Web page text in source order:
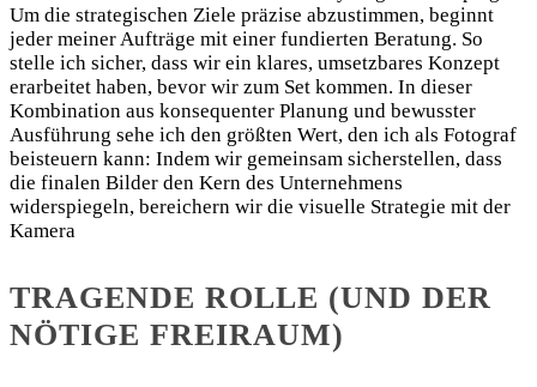
Um die strategischen Ziele präzise abzustimmen, beginnt
jeder meiner Aufträge mit einer fundierten Beratung. So
stelle ich sicher, dass wir ein klares, umsetzbares Konzept
erarbeitet haben, bevor wir zum Set kommen. In dieser
Kombination aus konsequenter Planung und bewusster
Ausführung sehe ich den größten Wert, den ich als Fotograf
beisteuern kann: Indem wir gemeinsam sicherstellen, dass
die finalen Bilder den Kern des Unternehmens
widerspiegeln, bereichern wir die visuelle Strategie mit der
Kamera
TRAGENDE ROLLE (UND DER
NÖTIGE FREIRAUM)